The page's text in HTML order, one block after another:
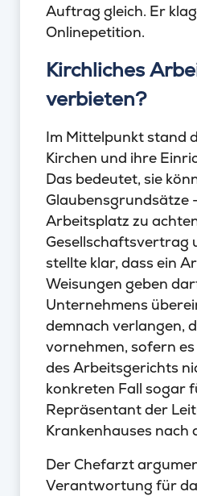
Auftrag gleich. Er
Onlinepetition.
Kirchliches
verbieten?
Im Mittelpunkt stand
Kirchen und ihre
Das bedeutet, sie
Glaubensgrundsätze
Arbeitsplatz zu
Gesellschaftsvertrag
stellte klar, dass ein
Weisungen geben
Unternehmens
demnach verlangen,
vornehmen, sofern
des Arbeitsgerichts
konkreten Fall sogar
Repräsentant der
Krankenhauses nach
Der Chefarzt
Verantwortung für